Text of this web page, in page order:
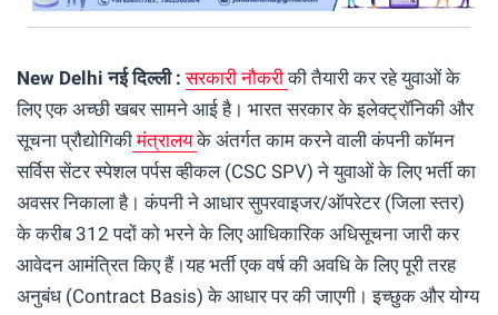
New Delhi नई दिल्ली :सरकारी नौकरीकी तैयारी कर रहे युवाओं के
लिए एक अच्छी खबर सामने आई है। भारत सरकार के इलेक्ट्रॉनिकी और
सूचना प्रौद्योगिकीमंत्रालयके अंतर्गत काम करने वाली कंपनी कॉमन
सर्विस सेंटर स्पेशल पर्पस व्हीकल (CSC SPV) ने युवाओं के लिए भर्ती का
अवसर निकाला है। कंपनी ने आधार सुपरवाइजर/ऑपरेटर (जिला स्तर)
के करीब 312 पदों को भरने के लिए आधिकारिक अधिसूचना जारी कर
आवेदन आमंत्रित किए हैं।यह भर्ती एक वर्ष की अवधि के लिए पूरी तरह
अनुबंध (Contract Basis) के आधार पर की जाएगी। इच्छुक और योग्य